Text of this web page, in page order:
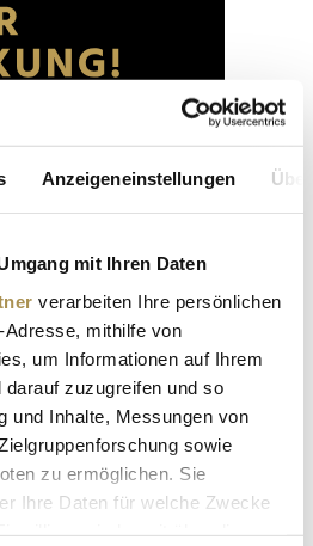
Anzeigeneinstellungen
mit Ihren Daten
verarbeiten Ihre persönlichen
mithilfe von
um Informationen auf Ihrem
zuzugreifen und so
und Inhalte, Messungen von
sowie
zu ermöglichen. Sie
Ihre Daten für welche Zwecke